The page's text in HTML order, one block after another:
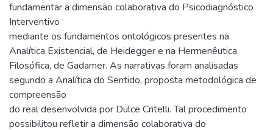
fundamentar a dimensão colaborativa do Psicodiagnóstico
Interventivo
mediante os fundamentos ontológicos presentes na
Analítica Existencial, de Heidegger e na Hermenêutica
Filosófica, de Gadamer. As narrativas foram analisadas
segundo a Analítica do Sentido, proposta metodológica de
compreensão
do real desenvolvida por Dulce Critelli. Tal procedimento
possibilitou refletir a dimensão colaborativa do